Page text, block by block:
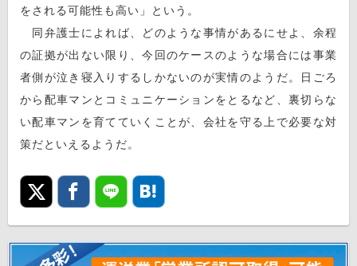
をされる可能性も高い」という。
同弁護士によれば、どのような事情があるにせよ、余程
の証拠が出ない限り、今回のケースのような場合には事業
者側が泣き寝入りするしかないのが実情のようだ。日ごろ
から配車マンとコミュニケーションをとるなど、裏切らな
い配車マンを育てていくことが、会社を守る上で必要な対
策だといえるようだ。